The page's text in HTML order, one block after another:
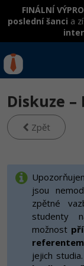
FINÁLNÍ
poslední šanci a
hrazené
Školení
C#
Java
IT e-learning
Kurzy
Front-
Jak
Java -
Kurzy
Přihlásit se|
Diskuze –
Zpět
jsou
zpětné
studenty
možnost
referentem
jejich